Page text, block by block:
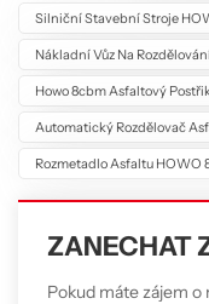
Silniční Stavební Stroje
Nákladní Vůz Na
Howo 8cbm Asfaltový
Automatický Rozdělovač
Rozmetadlo Asfaltu HOWO
ZANECHAT
Pokud máte zájem o